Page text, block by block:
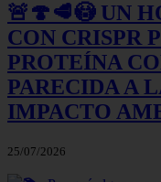
🚨🍄🥩😳 UN
CON CRISPR
PROTEÍNA
PARECIDA A
IMPACTO
25/07/2026